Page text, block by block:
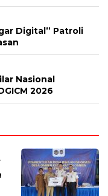
Digital” Patroli
Nasional
2026